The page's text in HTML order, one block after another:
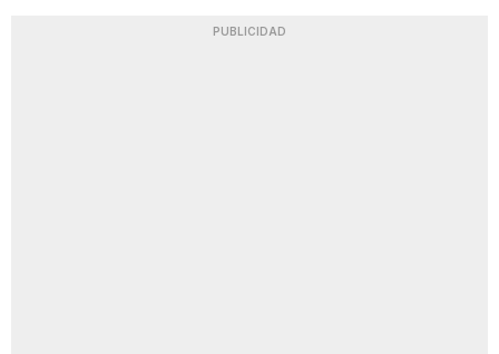
PUBLICIDAD